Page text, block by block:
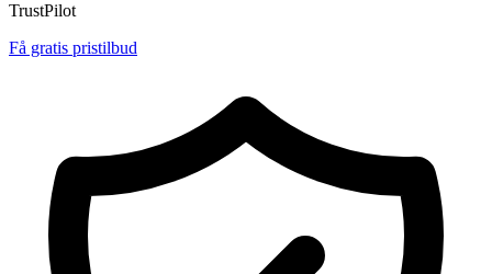
TrustPilot
Få gratis pristilbud